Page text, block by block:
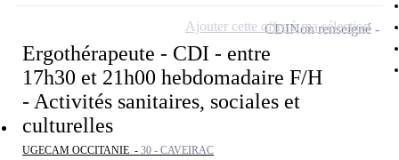
Ergothérapeute - CDI - entre
17h30 et 21h00 hebdomadaire F/H
- Activités sanitaires, sociales et
culturelles
UGECAM OCCITANIE - 30 - CAVEIRAC
CDINon renseigné
Ajouter cette offre à ma sélection